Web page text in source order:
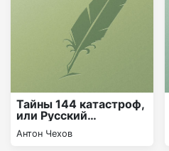
Тайны 144 катастроф,
или Русский
Рокамболь
Антон Чехов